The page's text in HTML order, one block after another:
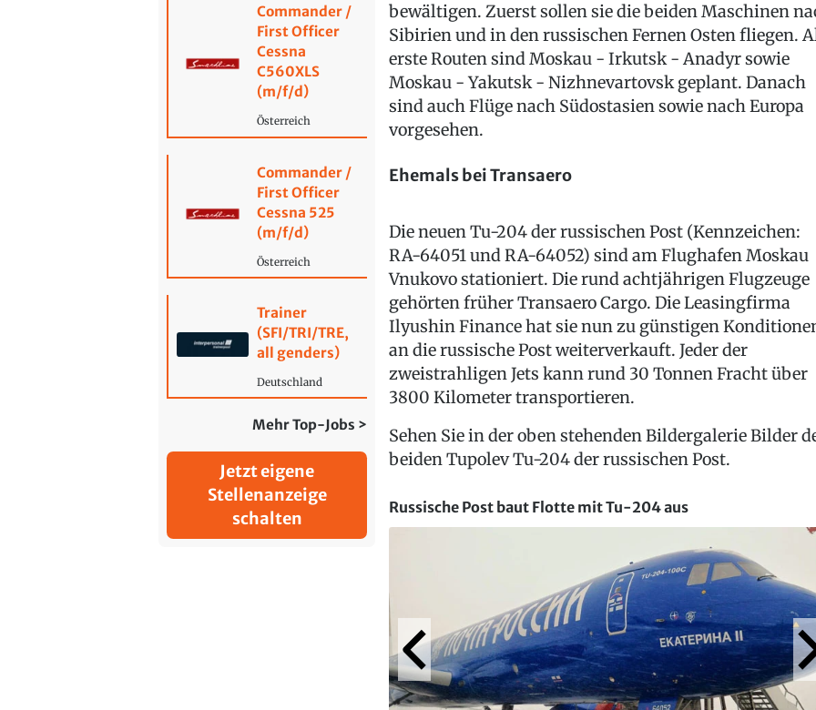
Commander /
First Officer
Cessna
C560XLS
(m/f/d)
Österreich
Commander /
First Officer
Cessna 525
(m/f/d)
Österreich
Trainer
(SFI/TRI/TRE,
all genders)
Deutschland
Mehr Top-Jobs >
Jetzt eigene
Stellenanzeige
schalten
bewältigen. Zuerst sollen sie die beiden Maschinen
Sibirien und in den russischen Fernen Osten fliegen.
erste Routen sind Moskau - Irkutsk - Anadyr sowie
Moskau - Yakutsk - Nizhnevartovsk geplant. Danach
sind auch Flüge nach Südostasien sowie nach Europa
vorgesehen.
Ehemals bei Transaero
Die neuen Tu-204 der russischen Post (Kennzeichen:
RA-64051 und RA-64052) sind am Flughafen Moskau
Vnukovo stationiert. Die rund achtjährigen Flugzeuge
gehörten früher Transaero Cargo. Die Leasingfirma
Ilyushin Finance hat sie nun zu günstigen
an die russische Post weiterverkauft. Jeder der
zweistrahligen Jets kann rund 30 Tonnen Fracht über
3800 Kilometer transportieren.
Sehen Sie in der oben stehenden Bildergalerie Bilder
beiden Tupolev Tu-204 der russischen Post.
Russische Post baut Flotte mit Tu-204 aus